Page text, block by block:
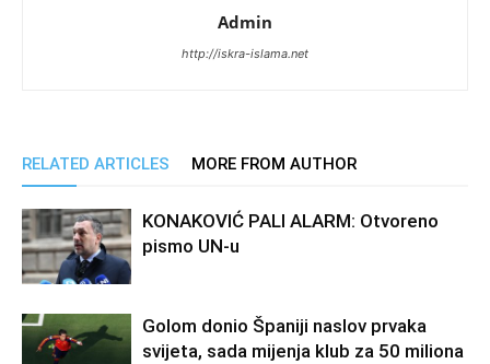
Admin
http://iskra-islama.net
RELATED ARTICLES MORE FROM AUTHOR
KONAKOVIĆ PALI ALARM: Otvoreno
pismo UN-u
Golom donio Španiji naslov prvaka
svijeta, sada mijenja klub za 50 miliona